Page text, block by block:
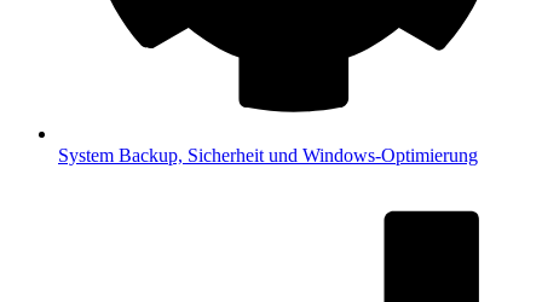
System Backup, Sicherheit und Windows-Optimierung